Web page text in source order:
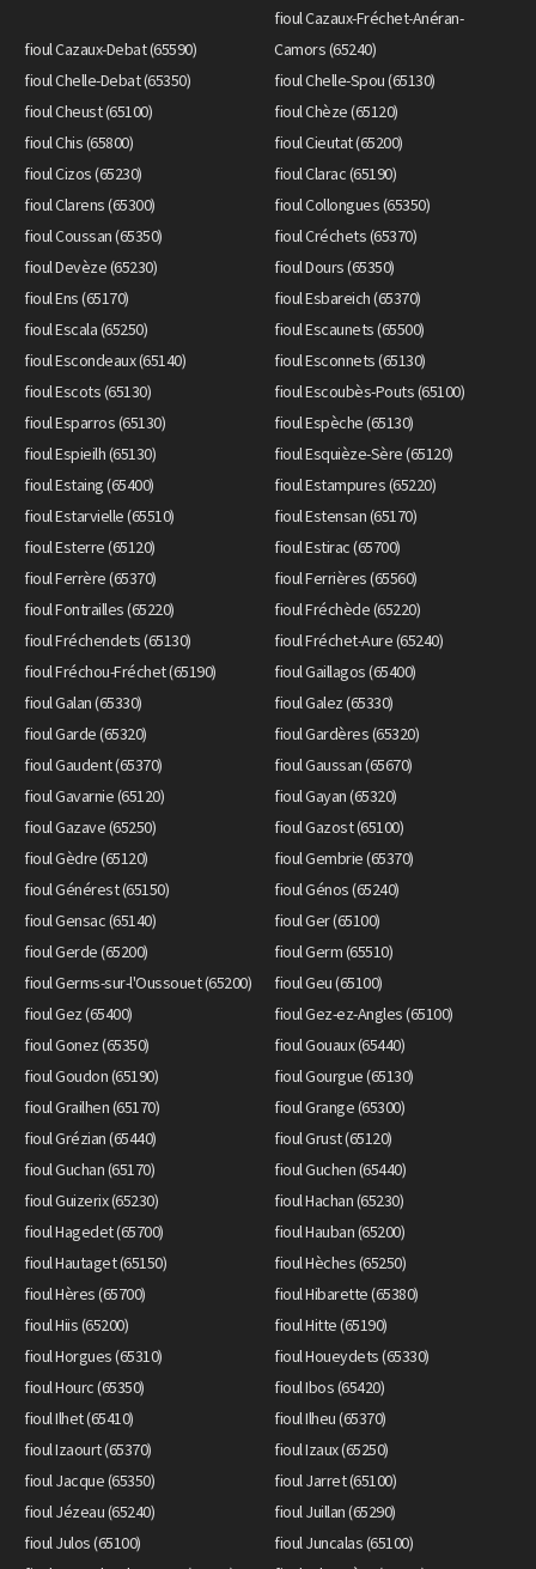
fioul Cazaux-Debat (65590)
fioul Cazaux-Fréchet-Anéran-
Camors (65240)
fioul Chelle-Debat (65350)
fioul Chelle-Spou (65130)
fioul Cheust (65100)
fioul Chèze (65120)
fioul Chis (65800)
fioul Cieutat (65200)
fioul Cizos (65230)
fioul Clarac (65190)
fioul Clarens (65300)
fioul Collongues (65350)
fioul Coussan (65350)
fioul Créchets (65370)
fioul Devèze (65230)
fioul Dours (65350)
fioul Ens (65170)
fioul Esbareich (65370)
fioul Escala (65250)
fioul Escaunets (65500)
fioul Escondeaux (65140)
fioul Esconnets (65130)
fioul Escots (65130)
fioul Escoubès-Pouts (65100)
fioul Esparros (65130)
fioul Espèche (65130)
fioul Espieilh (65130)
fioul Esquièze-Sère (65120)
fioul Estaing (65400)
fioul Estampures (65220)
fioul Estarvielle (65510)
fioul Estensan (65170)
fioul Esterre (65120)
fioul Estirac (65700)
fioul Ferrère (65370)
fioul Ferrières (65560)
fioul Fontrailles (65220)
fioul Fréchède (65220)
fioul Fréchendets (65130)
fioul Fréchet-Aure (65240)
fioul Fréchou-Fréchet (65190)
fioul Gaillagos (65400)
fioul Galan (65330)
fioul Galez (65330)
fioul Garde (65320)
fioul Gardères (65320)
fioul Gaudent (65370)
fioul Gaussan (65670)
fioul Gavarnie (65120)
fioul Gayan (65320)
fioul Gazave (65250)
fioul Gazost (65100)
fioul Gèdre (65120)
fioul Gembrie (65370)
fioul Générest (65150)
fioul Génos (65240)
fioul Gensac (65140)
fioul Ger (65100)
fioul Gerde (65200)
fioul Germ (65510)
fioul Germs-sur-l'Oussouet (65200)
fioul Geu (65100)
fioul Gez (65400)
fioul Gez-ez-Angles (65100)
fioul Gonez (65350)
fioul Gouaux (65440)
fioul Goudon (65190)
fioul Gourgue (65130)
fioul Grailhen (65170)
fioul Grange (65300)
fioul Grézian (65440)
fioul Grust (65120)
fioul Guchan (65170)
fioul Guchen (65440)
fioul Guizerix (65230)
fioul Hachan (65230)
fioul Hagedet (65700)
fioul Hauban (65200)
fioul Hautaget (65150)
fioul Hèches (65250)
fioul Hères (65700)
fioul Hibarette (65380)
fioul Hiis (65200)
fioul Hitte (65190)
fioul Horgues (65310)
fioul Houeydets (65330)
fioul Hourc (65350)
fioul Ibos (65420)
fioul Ilhet (65410)
fioul Ilheu (65370)
fioul Izaourt (65370)
fioul Izaux (65250)
fioul Jacque (65350)
fioul Jarret (65100)
fioul Jézeau (65240)
fioul Juillan (65290)
fioul Julos (65100)
fioul Juncalas (65100)